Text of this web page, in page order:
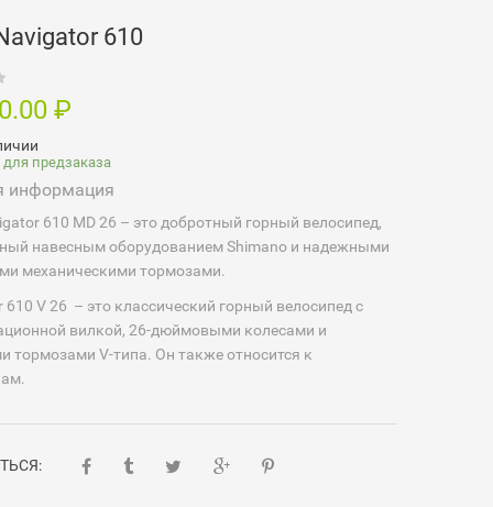
610
₽
предзаказа
информация
610 MD 26 – это добротный горный велосипед,
навесным оборудованием Shimano и надежными
механическими тормозами.
610 V 26 – это классический горный велосипед с
вилкой, 26-дюймовыми колесами и
тормозами V-типа. Он также относится к